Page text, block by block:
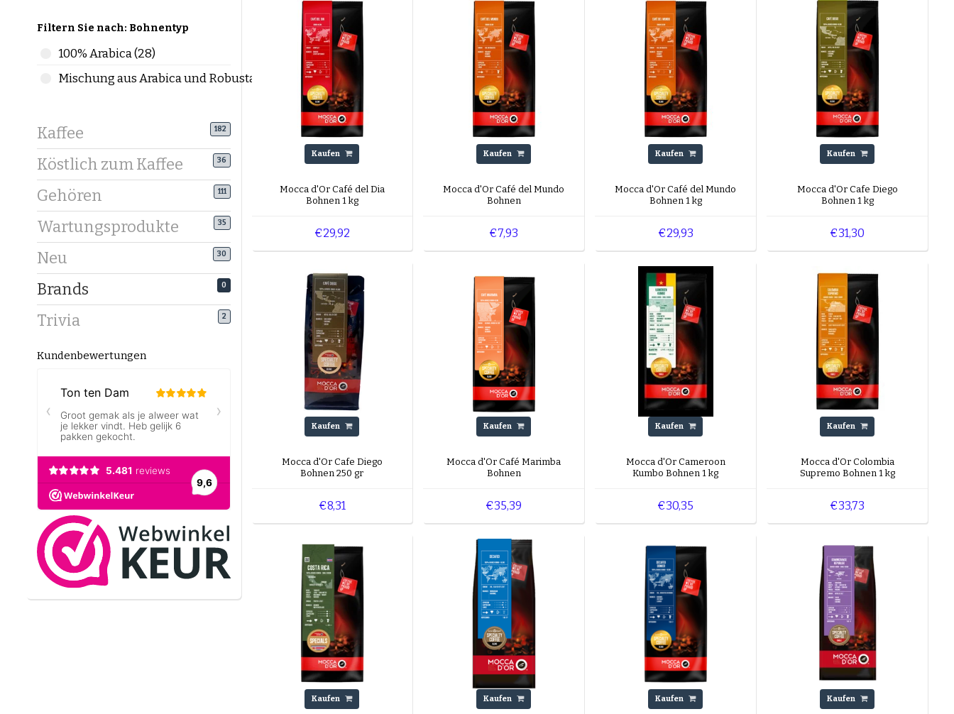
Filtern Sie nach: Bohnentyp
100% Arabica (28)
Mischung aus Arabica und Robusta (8)
Kaffee 182
Köstlich zum Kaffee 36
Gehören 111
Wartungsprodukte 35
Neu 30
Brands 0
Trivia 2
Kundenbewertungen
Kaufen
Mocca d'Or Café del Dia
Bohnen 1 kg
€29,92
Kaufen
Mocca d'Or Café del Mundo
Bohnen
€7,93
Kaufen
Mocca d'Or Café del Mundo
Bohnen 1 kg
€29,93
Kaufen
Mocca d'Or Cafe Diego
Bohnen 1 kg
€31,30
Kaufen
Mocca d'Or Cafe Diego
Bohnen 250 gr
€8,31
Kaufen
Mocca d'Or Café Marimba
Bohnen
€35,39
Kaufen
Mocca d'Or Cameroon
Kumbo Bohnen 1 kg
€30,35
Kaufen
Mocca d'Or Colombia
Supremo Bohnen 1 kg
€33,73
Kaufen Kaufen Kaufen Kaufen